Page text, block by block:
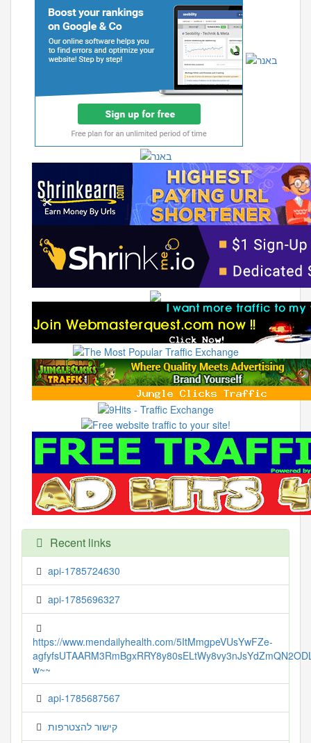
Recent links
api-1785724630
api-1785696327
https://www.mendailyhealth.com/5ItMmgpeVUsYwFZe-
w~~
api-1785687567
קישור להצטרפות